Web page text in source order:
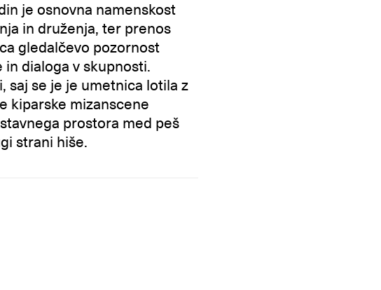
je osnovna namenskost
in druženja, ter prenos
gledalčevo pozornost
dialoga v skupnosti.
saj se je je umetnica lotila z
kiparske mizanscene
prostora med peš
strani hiše.